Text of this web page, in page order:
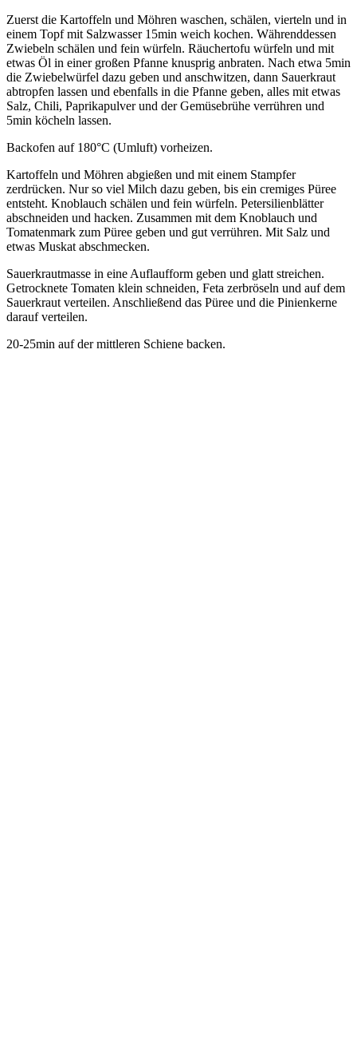
Zuerst die Kartoffeln und Möhren waschen, schälen, vierteln und in
einem Topf mit Salzwasser 15min weich kochen. Währenddessen
Zwiebeln schälen und fein würfeln. Räuchertofu würfeln und mit
etwas Öl in einer großen Pfanne knusprig anbraten. Nach etwa 5min
die Zwiebelwürfel dazu geben und anschwitzen, dann Sauerkraut
abtropfen lassen und ebenfalls in die Pfanne geben, alles mit etwas
Salz, Chili, Paprikapulver und der Gemüsebrühe verrühren und
5min köcheln lassen.
Backofen auf 180°C (Umluft) vorheizen.
Kartoffeln und Möhren abgießen und mit einem Stampfer
zerdrücken. Nur so viel Milch dazu geben, bis ein cremiges Püree
entsteht. Knoblauch schälen und fein würfeln. Petersilienblätter
abschneiden und hacken. Zusammen mit dem Knoblauch und
Tomatenmark zum Püree geben und gut verrühren. Mit Salz und
etwas Muskat abschmecken.
Sauerkrautmasse in eine Auflaufform geben und glatt streichen.
Getrocknete Tomaten klein schneiden, Feta zerbröseln und auf dem
Sauerkraut verteilen. Anschließend das Püree und die Pinienkerne
darauf verteilen.
20-25min auf der mittleren Schiene backen.